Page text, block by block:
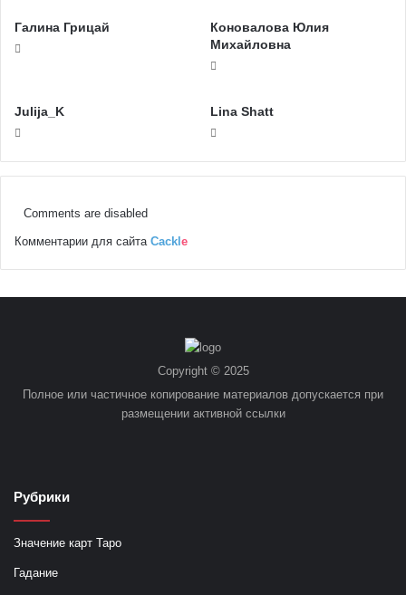
Галина Грицай
Коновалова Юлия
Михайловна
Julija_K Lina Shatt
Comments are disabled
Комментарии для сайта Cackl e
Copyright © 2025
Полное или частичное копирование материалов допускается при
размещении активной ссылки
Рубрики
Значение карт Таро
Гадание